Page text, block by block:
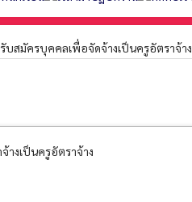
บสมัครบุคคลเพื่อจัดจ้างเป็นครูอัตราจ้าง
างเป็นครูอัตราจ้าง